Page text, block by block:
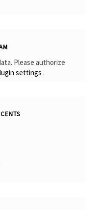
Please authorize
settings .